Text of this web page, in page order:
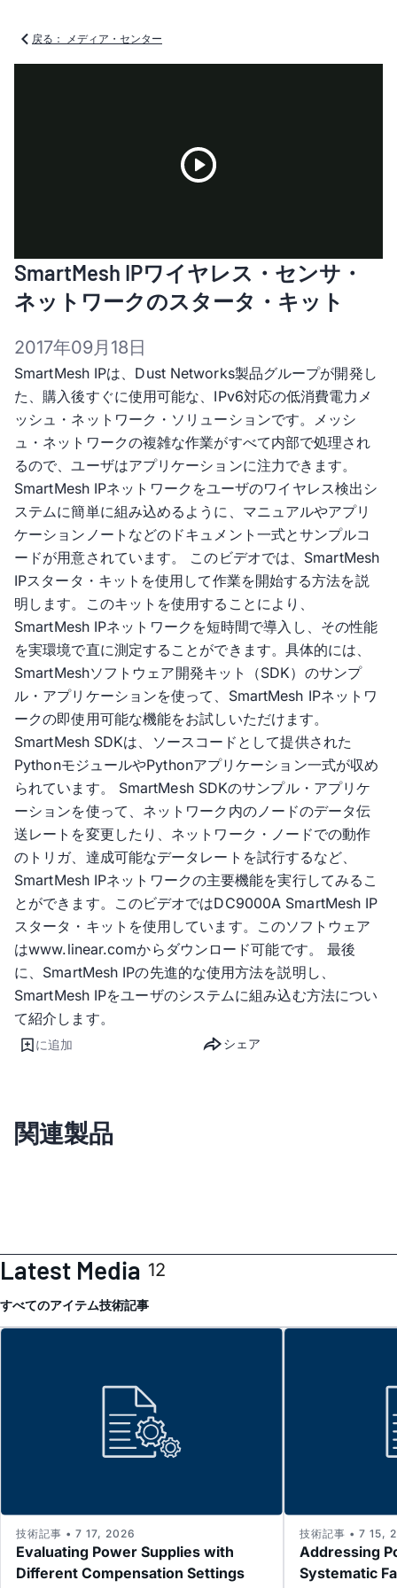
戻る： メディア・センター
Video
SmartMesh IPワイヤレス・センサ・
ネットワークのスタータ・キット
2017年09月18日
SmartMesh IPは、Dust Networks製品グループが開発し
た、購入後すぐに使用可能な、IPv6対応の低消費電力メ
ッシュ・ネットワーク・ソリューションです。メッシ
ュ・ネットワークの複雑な作業がすべて内部で処理され
るので、ユーザはアプリケーションに注力できます。
SmartMesh IPネットワークをユーザのワイヤレス検出シ
ステムに簡単に組み込めるように、マニュアルやアプリ
ケーションノートなどのドキュメント一式とサンプルコ
ードが用意されています。 このビデオでは、SmartMesh
IPスタータ・キットを使用して作業を開始する方法を説
明します。このキットを使用することにより、
SmartMesh IPネットワークを短時間で導入し、その性能
を実環境で直に測定することができます。具体的には、
SmartMeshソフトウェア開発キット（SDK）のサンプ
ル・アプリケーションを使って、SmartMesh IPネットワ
ークの即使用可能な機能をお試しいただけます。
SmartMesh SDKは、ソースコードとして提供された
PythonモジュールやPythonアプリケーション一式が収め
られています。 SmartMesh SDKのサンプル・アプリケ
ーションを使って、ネットワーク内のノードのデータ伝
送レートを変更したり、ネットワーク・ノードでの動作
のトリガ、達成可能なデータレートを試行するなど、
SmartMesh IPネットワークの主要機能を実行してみるこ
とができます。このビデオではDC9000A SmartMesh IP
スタータ・キットを使用しています。このソフトウェア
はwww.linear.comからダウンロード可能です。 最後
に、SmartMesh IPの先進的な使用方法を説明し、
SmartMesh IPをユーザのシステムに組み込む方法につい
て紹介します。
に追加 シェア
関連製品
Latest Media 12
すべてのアイテム技術記事
Evaluating Power Supplies with
Different Compensation Settings
技術記事 • 7 17, 2026
Addressing
Systematic
技術記事 • 7 15,